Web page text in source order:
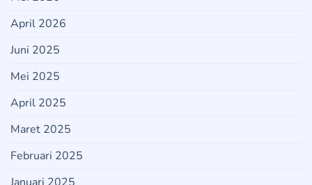
April 2026
Juni 2025
Mei 2025
April 2025
Maret 2025
Februari 2025